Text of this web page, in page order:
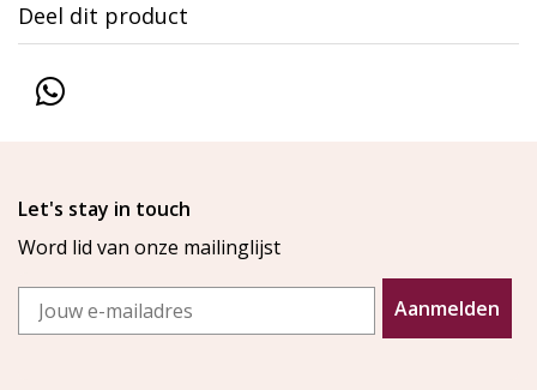
Deel dit product
Let's stay in touch
Word lid van onze mailinglijst
Email
Aanmelden